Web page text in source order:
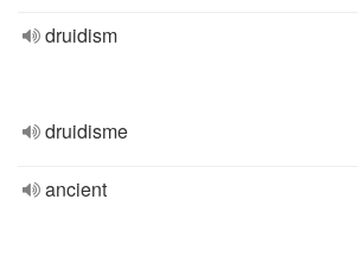
druidism
druidisme
ancient